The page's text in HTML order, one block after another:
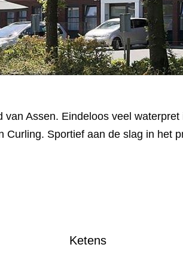
Assen. Eindeloos veel
Sportief aan de slag in het
Ketens